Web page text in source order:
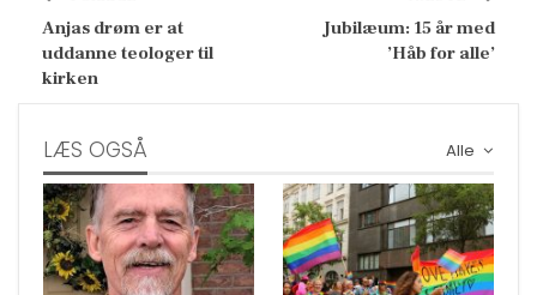
Anjas drøm er at
uddanne teologer til
kirken
Jubilæum: 15 år med
’Håb for alle’
Alle
LÆS OGSÅ